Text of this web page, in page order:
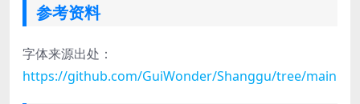
参考资料
字体来源出处：
https://github.com/GuiWonder/Shanggu/tree/main